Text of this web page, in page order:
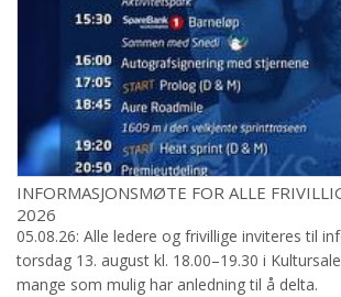
INFORMASJONSMØTE FOR ALLE
2026
05.08.26: Alle ledere og frivillige inviteres til
torsdag 13. august kl. 18.00–19.30 i
mange som mulig har anledning til å delta.